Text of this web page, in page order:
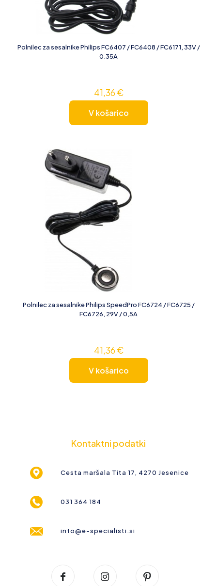
Polnilec za sesalnike Philips FC6407 / FC6408 / FC6171, 33V /
0.35A
41,36€
V košarico
Polnilec za sesalnike Philips SpeedPro FC6724 / FC6725 /
FC6726, 29V / 0,5A
41,36€
V košarico
Kontaktni podatki
Cesta maršala Tita 17, 4270 Jesenice
031 364 184
info@e-specialisti.si